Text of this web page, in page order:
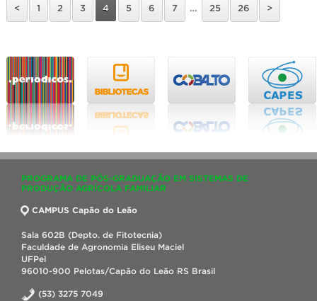
< 1 2 3 4 5 6 7 … 25 26 >
PROGRAMA DE PÓS-GRADUAÇÃO EM SISTEMAS DE
PRODUÇÃO AGRÍCOLA FAMILIAR
CAMPUS Capão do Leão
Sala 602B (Depto. de Fitotecnia)
Faculdade de Agronomia Eliseu Maciel
UFPel
96010-900 Pelotas/Capão do Leão RS Brasil
(53) 3275 7049